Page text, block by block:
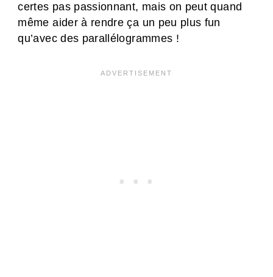
certes pas passionnant, mais on peut quand
même aider à rendre ça un peu plus fun
qu’avec des parallélogrammes !